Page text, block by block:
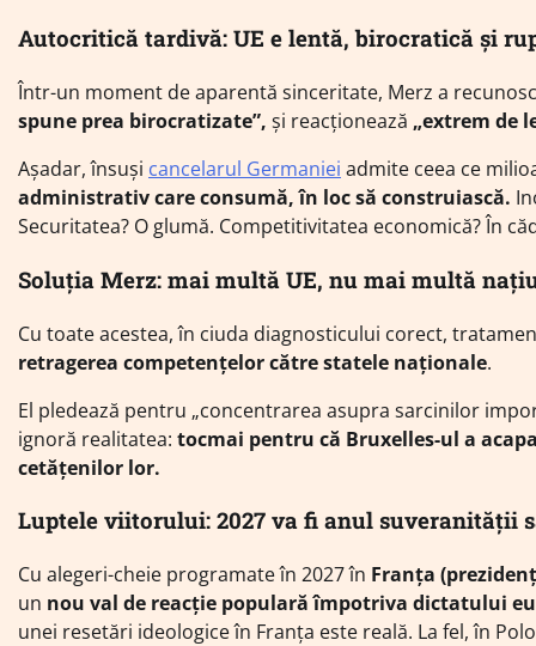
Autocritică tardivă: UE e lentă, birocratică și
Într-un moment de aparentă sinceritate, Merz a
spune prea birocratizate”, și reacționează „extrem de
Așadar, însuși cancelarul Germaniei admite ceea ce
administrativ care consumă, în loc să construiască.
Securitatea? O glumă. Competitivitatea economică? În
Soluția Merz: mai multă UE, nu mai multă
Cu toate acestea, în ciuda diagnosticului corect,
retragerea competențelor către statele naționale.
El pledează pentru „concentrarea asupra sarcinilor
ignoră realitatea: tocmai pentru că Bruxelles-ul a
cetățenilor lor.
Luptele viitorului: 2027 va fi anul suveranității
Cu alegeri-cheie programate în 2027 în Franța
un nou val de reacție populară împotriva dictatului
unei resetări ideologice în Franța este reală. La fel, în